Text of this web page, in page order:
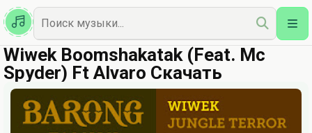
Казахская
Наш Топ
Wiwek Boomshakatak (Feat. Mc
Spyder) Ft Alvaro Скачать